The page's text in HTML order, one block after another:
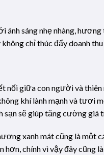
sáng nhẹ nhàng,
chỉ thúc đẩy doanh
nối giữa con người và
khí lành mạnh và
sẽ giúp tăng cường giá
xanh mát cũng là một
hơn, chính vì vậy đây cũng